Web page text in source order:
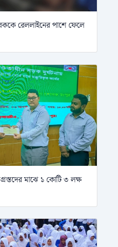
রেললাইনের পাশে ফেলে
মাঝে ১ কোটি ৩ লক্ষ